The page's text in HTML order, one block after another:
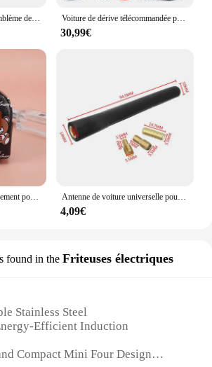
Autocollant d'insigne d'emblème de volant de voiture, Mini Cooper S, R55, F55, F56, F57, F60, R56, R60, R61, Countryman One, accessoires intérieurs Voiture de dérive télécommandée pour garçons, haute vitesse, quatre roues motrices, radio, mini voiture de course, modèle jouet, cadeau, 2.4G RC, version 1/43
30,99€
Xgnvpy-Mini sac de rangement portable pour pièces de monnaie, sac pour écouteurs, câble de données, petit sac à clés, ours mignon, nouveau Antenne de voiture universelle pour radio de bain, petite antenne de voiture courte, mini accessoires d'autoradio, FM, AM, antenne en cuivre pur
4,09€
found in the Friteuses électriques
Stainless Steel
Efficient Induction
Compact Mini Four Design